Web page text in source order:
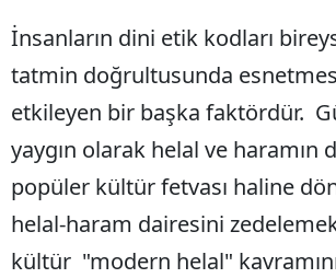
İnsanların dini etik kodları
tatmin doğrultusunda
etkileyen bir başka faktördür.
yaygın olarak helal ve haramın
popüler kültür fetvası haline
helal-haram dairesini
kültür "modern helal"